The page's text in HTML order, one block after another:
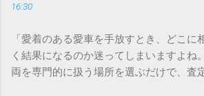
16:30
「愛着のある愛車を手放すとき、どこに
く結果になるのか迷ってしまいますよね
両を専門的に扱う場所を選ぶだけで、査